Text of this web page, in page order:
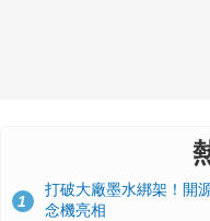
1
打破大廠墨水綁架！開
念機亮相